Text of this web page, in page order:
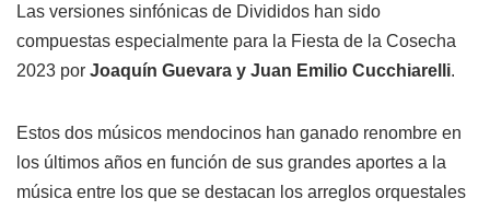
Las versiones sinfónicas de Divididos han sido
compuestas especialmente para la Fiesta de la Cosecha
2023 por Joaquín Guevara y Juan Emilio Cucchiarelli.
Estos dos músicos mendocinos han ganado renombre en
los últimos años en función de sus grandes aportes a la
música entre los que se destacan los arreglos orquestales